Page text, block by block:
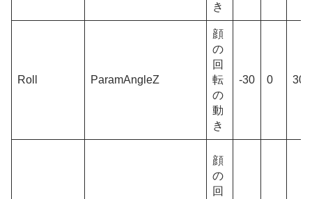
き
Roll ParamAngleZ
顔
の
回
転
の
動
き
-30 0 30
顔
の
回